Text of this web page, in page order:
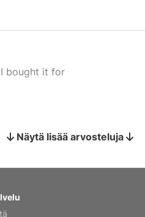
bought it for
Näytä lisää arvosteluja